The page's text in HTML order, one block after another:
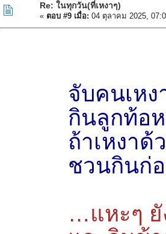
Re: ในทุกวัน(ที่เหงาๆ)
« ตอบ #9 เมื่อ: 04 ตุลาคม 2025,
จับคนเห
กินลูกท้อ
ถ้าเหงาด้
ชวนกินก่
…แหะๆ ยั